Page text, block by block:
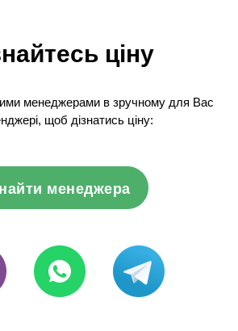
ціну
менеджерами в зручному для Вас
щоб дізнатись ціну:
менеджера